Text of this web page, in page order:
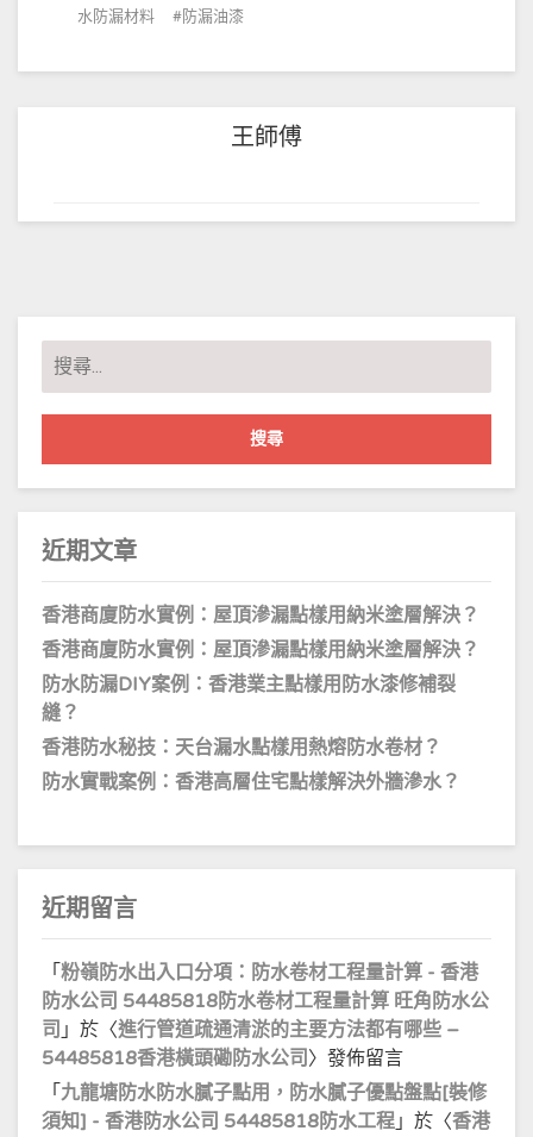
水防漏材料
防漏油漆
王師傅
搜
尋
關
字:
近期文章
香港商廈防水實例：屋頂滲漏點樣用納米塗層解決？
香港商廈防水實例：屋頂滲漏點樣用納米塗層解決？
防水防漏DIY案例：香港業主點樣用防水漆修補裂
縫？
香港防水秘技：天台漏水點樣用熱熔防水卷材？
防水實戰案例：香港高層住宅點樣解決外牆滲水？
近期留言
「 粉嶺防水出入口分項：防水卷材工程量計算 - 香港
防水公司 54485818防水卷材工程量計算 旺角防水公
司 」於〈進行管道疏通清淤的主要方法都有哪些 –
54485818香港橫頭磡防水公司 〉發佈留言
「 九龍塘防水防水膩子點用，防水膩子優點盤點[裝修
須知] - 香港防水公司 54485818防水工程 」於〈香港